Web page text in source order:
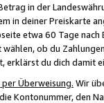
in der
in deiner Preiskarte
etwa 60 Tage
wählen, ob du
erklärst du dich damit
Überweisung. Wir
Kontonummer, den